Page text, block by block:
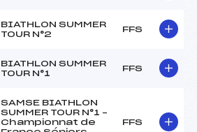
BIATHLON SUMMER
TOUR N°2
FFS
BIATHLON SUMMER
TOUR N°1
FFS
SAMSE BIATHLON
SUMMER TOUR N°1 –
Championnat de
FFS